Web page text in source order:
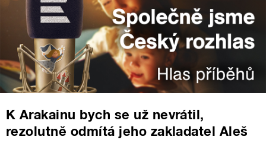
K Arakainu bych se už nevrátil,
rezolutně odmítá jeho zakladatel Aleš